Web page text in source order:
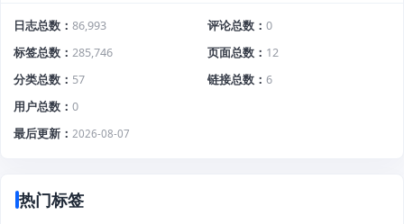
日志总数 86,993 评论总数
0
标签总数
285,746 页面总数
12
分类总数
57 链接总数
6
用户总数
0
最后更新
2026-08-07
热门标签